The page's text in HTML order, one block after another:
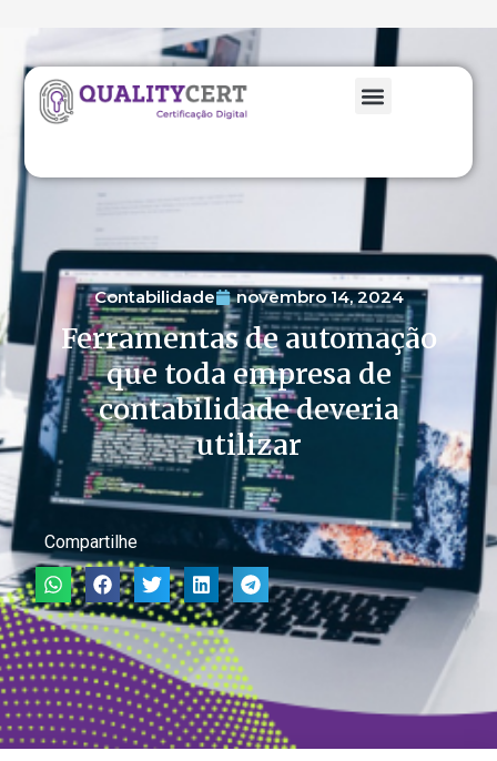
Contabilidade novembro 14, 2024
Ferramentas de automação
que toda empresa de
contabilidade deveria
utilizar
Compartilhe